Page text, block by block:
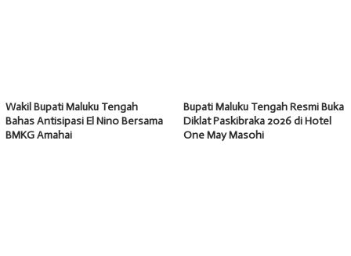
Wakil Bupati Maluku Tengah
Bahas Antisipasi El Nino Bersama
BMKG Amahai
Bupati Maluku Tengah Resmi Buka
Diklat Paskibraka 2026 di Hotel
One May Masohi